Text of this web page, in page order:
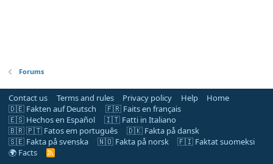
Forums
Contact us Terms and rules Privacy policy Help
Home
🇩🇪 Fakten auf Deutsch
🇫🇷 Faits en français
🇪🇸 Hechos en Español
🇮🇹 Fatti in Italiano
🇧🇷 🇵🇹 Fatos em português
🇩🇰 Fakta på dansk
🇸🇪 Fakta på svenska
🇳🇴 Fakta på norsk
🇫🇮 Faktat suomeksi
🌍 Facts
R